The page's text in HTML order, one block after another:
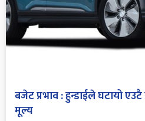
बजेट प्रभाव : हुन्डाईले घटायो
मूल्य